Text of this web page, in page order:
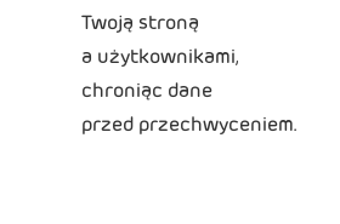
Twoją stroną
a użytkownikami,
chroniąc dane
przed przechwyceniem.